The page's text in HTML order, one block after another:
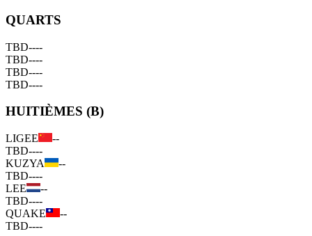
QUARTS
TBD----
TBD----
TBD----
TBD----
HUITIÈMES (B)
LIGEE
--
TBD----
KUZYA
--
TBD----
LEE
--
TBD----
QUAKE
--
TBD----